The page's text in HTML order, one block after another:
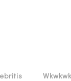
Wkwkwk